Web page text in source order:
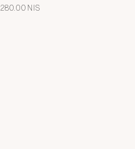
מחיר
280.00 NIS